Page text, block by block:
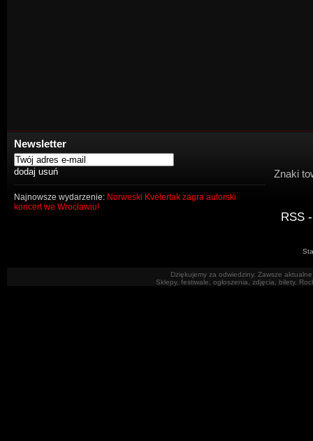
Newsletter
Najnowsze wydarzenie: Norweski Kvelertak zagra autorski
koncert we Wrocławiu!
Znaki
RSS
Dziękujemy za odwiedziny. Zawsze
Sklepy, festiwale, ogłoszenia, zdjęcia, bilety.